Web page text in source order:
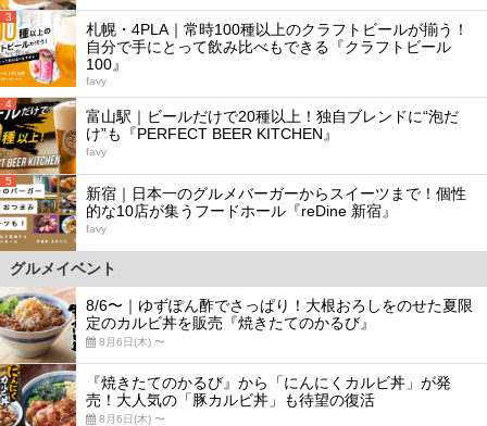
3
札幌・4PLA｜常時100種以上のクラフトビールが揃う！
自分で手にとって飲み比べもできる『クラフトビール
100』
favy
4
富山駅｜ビールだけで20種以上！独自ブレンドに“泡だ
け”も『PERFECT BEER KITCHEN』
favy
5
新宿｜日本一のグルメバーガーからスイーツまで！個性
的な10店が集うフードホール『reDine 新宿』
favy
グルメイベント
8/6〜｜ゆずぽん酢でさっぱり！大根おろしをのせた夏限
定のカルビ丼を販売『焼きたてのかるび』
8月6日(木) 〜
『焼きたてのかるび』から「にんにくカルビ丼」が発
売！大人気の「豚カルビ丼」も待望の復活
8月6日(木) 〜